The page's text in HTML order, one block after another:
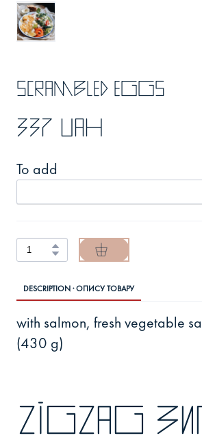
Scrambled eggs
337 UAH
To add
DESCRIPTION · ОПИСУ ТОВАРУ
with salmon, fresh vegetable
(430 g)
zigzag